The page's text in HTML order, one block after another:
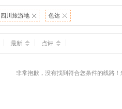
四川旅游地 色达
最新 点评
非常抱歉，没有找到符合您条件的线路